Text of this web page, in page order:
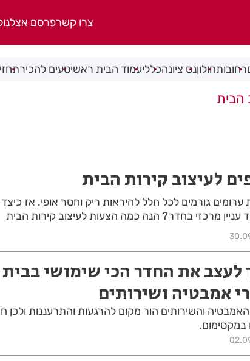
צרו קשרפרסם אצלנו
רחובותחולוןנס ציונהכלליעמוד הבית ראשיטעים להכיר
הבית
לעיצוב קירות הבית
ערומים גורמים לכל חלל להיראות ריק וחסר אופי. אז כיצד
עניין מרכזי בחדר? הנה כמה הצעות לעיצוב קירות הבית
לעצב את החדר הכי שימושי
אמבטיה ושירותים
והשירותים הור מקום להרגעות והתרעננות ולכן
במקסימום.